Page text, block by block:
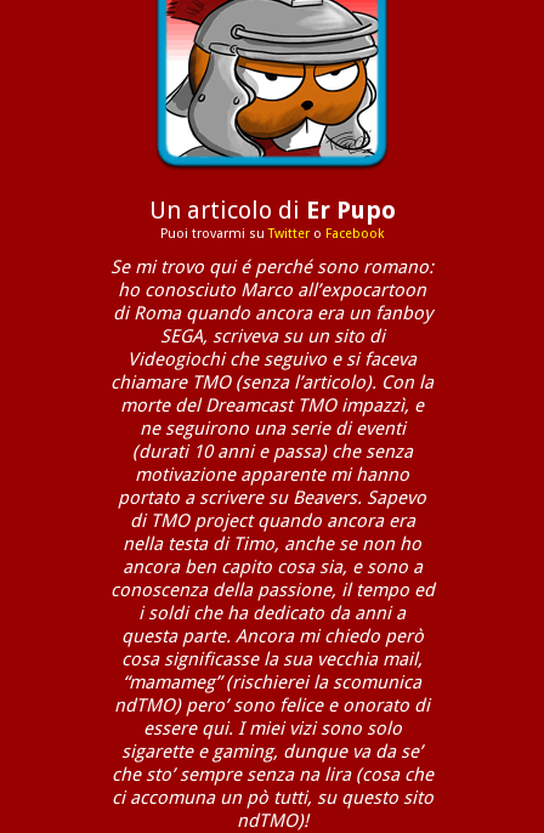
Un articolo di Er Pupo
Puoi trovarmi suTwittero Facebook
Se mi trovo qui é perché sono romano:
ho conosciuto Marco all’expocartoon
di Roma quando ancora era un fanboy
SEGA, scriveva su un sito di
Videogiochi che seguivo e si faceva
chiamare TMO (senza l’articolo). Con la
morte del Dreamcast TMO impazzì, e
ne seguirono una serie di eventi
(durati 10 anni e passa) che senza
motivazione apparente mi hanno
portato a scrivere su Beavers. Sapevo
di TMO project quando ancora era
nella testa di Timo, anche se non ho
ancora ben capito cosa sia, e sono a
conoscenza della passione, il tempo ed
i soldi che ha dedicato da anni a
questa parte. Ancora mi chiedo però
cosa significasse la sua vecchia mail,
“mamameg” (rischierei la scomunica
ndTMO) pero’ sono felice e onorato di
essere qui. I miei vizi sono solo
sigarette e gaming, dunque va da se’
che sto’ sempre senza na lira (cosa che
ci accomuna un pò tutti, su questo sito
ndTMO)!